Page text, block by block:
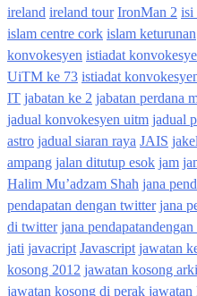
ireland ireland tour IronMan 2 isi
islam centre cork islam keturunan
konvokesyen istiadat
UiTM ke 73 istiadat
IT jabatan ke 2 jabatan perdana
jadual konvokesyen uitm jadual
astro jadual siaran raya JAIS
ampang jalan ditutup esok jam
Halim Mu’adzam Shah jana
pendapatan dengan twitter jana
di twitter jana
jati javacript Javascript jawatan
kosong 2012 jawatan kosong
jawatan kosong di perak jawatan